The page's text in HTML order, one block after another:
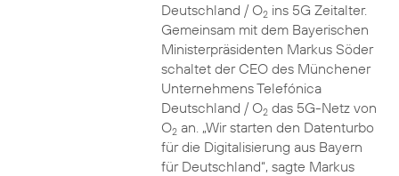
Deutschland / O2ins 5G Zeitalter.
Gemeinsam mit dem Bayerischen
Ministerpräsidenten Markus Söder
schaltet der CEO des Münchener
Unternehmens Telefónica
Deutschland / O2das 5G-Netz von
O2an. „Wir starten den Datenturbo
für die Digitalisierung aus Bayern
für Deutschland“, sagte Markus